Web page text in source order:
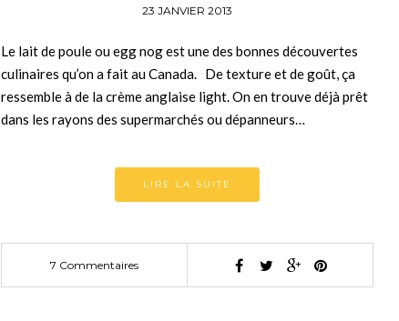
23 JANVIER 2013
Le lait de poule ou egg nog est une des bonnes découvertes
culinaires qu’on a fait au Canada. De texture et de goût, ça
ressemble à de la crème anglaise light. On en trouve déjà prêt
dans les rayons des supermarchés ou dépanneurs…
LIRE LA SUITE
7 Commentaires